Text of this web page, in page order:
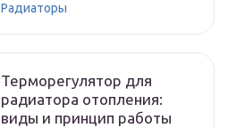
Радиаторы
Терморегулятор для
радиатора отопления:
виды и принцип работы